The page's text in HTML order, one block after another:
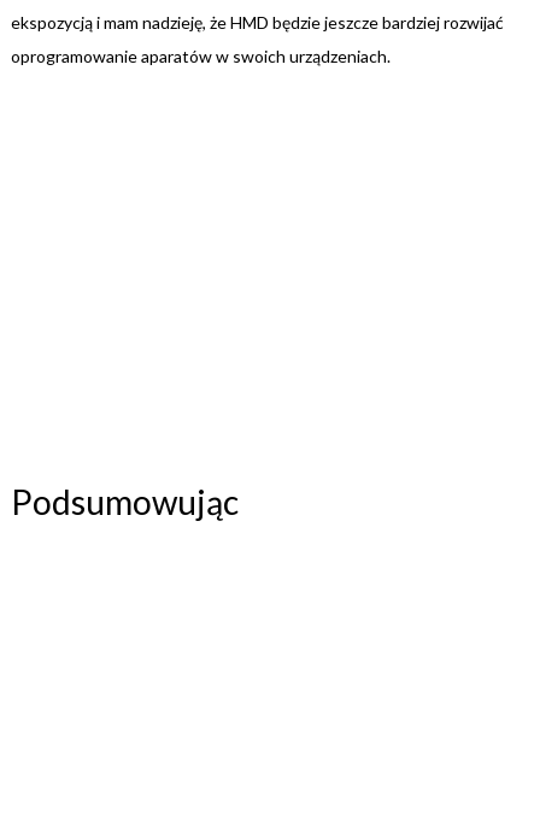
ekspozycją i mam nadzieję, że HMD będzie jeszcze bardziej rozwijać
oprogramowanie aparatów w swoich urządzeniach.
Podsumowując